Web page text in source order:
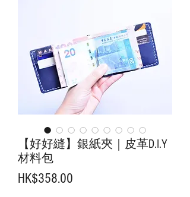
【好好縫】銀紙夾｜皮革D.I.Y
材料包
HK$358.00